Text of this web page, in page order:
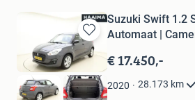
Bewaren
in
Mijn
Favorieten
Suzuki Swift 1.2
Automaat |
€ 17.450,-
2020 28.173 km